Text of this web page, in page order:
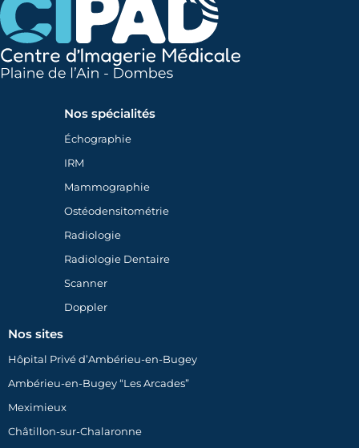
Nos spécialités
Échographie
IRM
Mammographie
Ostéodensitométrie
Radiologie
Radiologie Dentaire
Scanner
Doppler
Nos sites
Hôpital Privé d’Ambérieu-en-Bugey
Ambérieu-en-Bugey “Les Arcades”
Meximieux
Châtillon-sur-Chalaronne